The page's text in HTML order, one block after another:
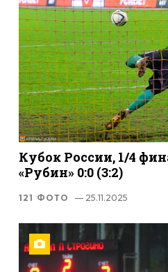
Кубок России, 1/4
«Рубин» 0:0 (3:2)
121 ФОТО — 25.11.2025